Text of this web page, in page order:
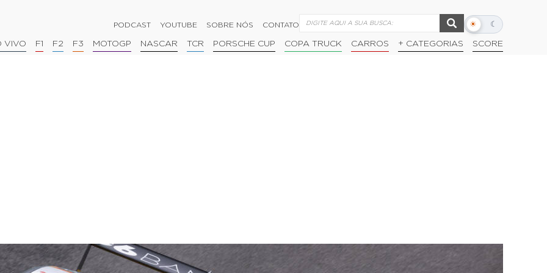
PODCAST YOUTUBE SOBRE NÓS CONTATO ☀ ☾
Alternar
escuro
VIVO F1 F2 F3 MOTOGP NASCAR TCR PORSCHE CUP COPA TRUCK CARROS + CATEGORIAS SCORE